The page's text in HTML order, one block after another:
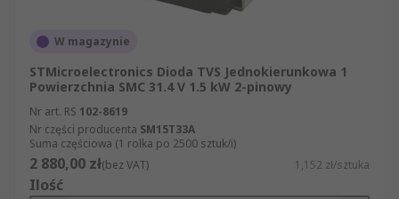
W magazynie
STMicroelectronics Dioda TVS Jednokierunkowa 1
Powierzchnia SMC 31.4 V 1.5 kW 2-pinowy
Nr art. RS 102-8619
Nr części producenta SM15T33A
Suma częściowa (1 rolka po 2500 sztuk/i)
2 880,00 zł(bez VAT) 1,152 zł/sztuka
Ilość